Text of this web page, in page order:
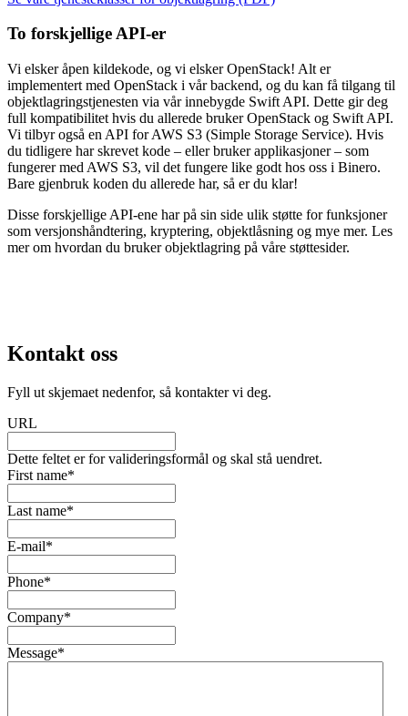
To forskjellige API-er
Vi elsker åpen kildekode, og vi elsker OpenStack! Alt er
implementert med OpenStack i vår backend, og du kan få tilgang til
objektlagringstjenesten via vår innebygde Swift API. Dette gir deg
full kompatibilitet hvis du allerede bruker OpenStack og Swift API.
Vi tilbyr også en API for AWS S3 (Simple Storage Service). Hvis
du tidligere har skrevet kode – eller bruker applikasjoner – som
fungerer med AWS S3, vil det fungere like godt hos oss i Binero.
Bare gjenbruk koden du allerede har, så er du klar!
Disse forskjellige API-ene har på sin side ulik støtte for funksjoner
som versjonshåndtering, kryptering, objektlåsning og mye mer. Les
mer om hvordan du bruker objektlagring på våre støttesider.
Kontakt oss
Fyll ut skjemaet nedenfor, så kontakter vi deg.
URL
Dette feltet er for valideringsformål og skal stå uendret.
First name*
Last name*
E-mail*
Phone*
Company*
Message*